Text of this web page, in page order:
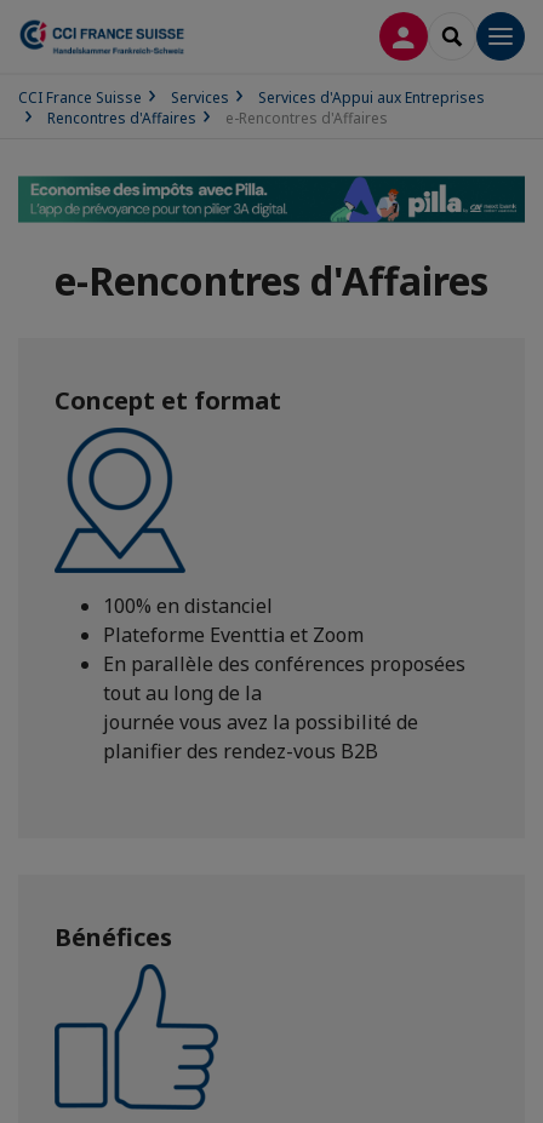
CONNEXION
CCI France Suisse Services
Services d'Appui aux Entreprises
Rencontres d'Affaires
e-Rencontres d'Affaires
e-Rencontres d'Affaires
Concept et format
100% en distanciel
Plateforme Eventtia et Zoom
En parallèle des conférences proposées
tout au long de la
journée vous avez la possibilité de
planifier des rendez-vous B2B
Bénéfices